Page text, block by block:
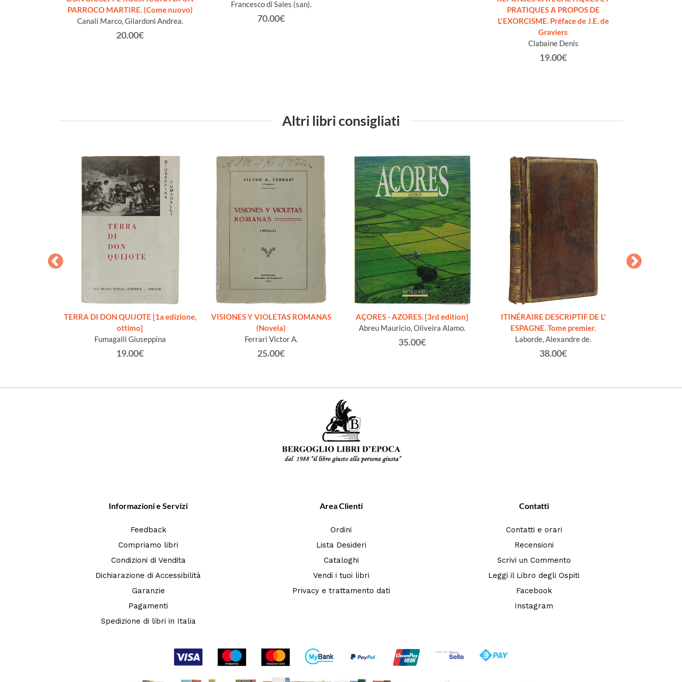
PARROCO MARTIRE. (Come nuovo)
Canali Marco, Gilardoni Andrea.
20.00€
Francesco di Sales (san).
70.00€
PRATIQUES A PROPOS DE
L'EXORCISME. Préface de J.E. de
Graviers
Clabaine Denis
19.00€
Altri libri consigliati
TERRA DI DON QUIJOTE [1a edizione,
ottimo]
Fumagalli Giuseppina
19.00€
VISIONES Y VIOLETAS ROMANAS
(Novela)
Ferrari Victor A.
25.00€
AÇORES - AZORES. [3rd edition]
Abreu Mauricio, Oliveira Alamo.
35.00€
ITINÉRAIRE DESCRIPTIF DE L'
ESPAGNE. Tome premier.
Laborde, Alexandre de.
38.00€
Informazioni e Servizi
Feedback
Compriamo libri
Condizioni di Vendita
Dichiarazione di Accessibilità
Garanzie
Pagamenti
Spedizione di libri in Italia
Area Clienti
Ordini
Lista Desideri
Cataloghi
Vendi i tuoi libri
Privacy e trattamento dati
Contatti
Contatti e orari
Recensioni
Scrivi un Commento
Leggi il Libro degli Ospiti
Facebook
Instagram